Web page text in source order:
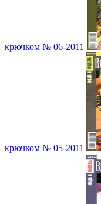
крючком № 06-2011
крючком № 05-2011